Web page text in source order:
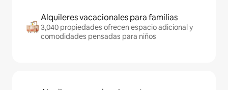
Alquileres vacacionales para familias
3,040 propiedades ofrecen espacio adicional y
comodidades pensadas para niños